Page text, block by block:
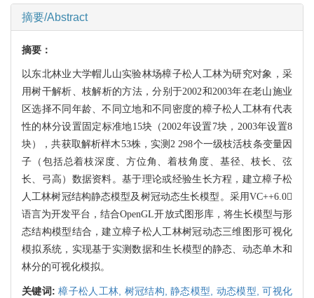
摘要/Abstract
摘要：
以东北林业大学帽儿山实验林场樟子松人工林为研究对象，采
用树干解析、枝解析的方法，分别于2002和2003年在老山施业
区选择不同年龄、不同立地和不同密度的樟子松人工林有代表
性的林分设置固定标准地15块（2002年设置7块，2003年设置8
块），共获取解析样木53株，实测2 298个一级枝活枝条变量因
子（包括总着枝深度、方位角、着枝角度、基径、枝长、弦
长、弓高）数据资料。基于理论或经验生长方程，建立樟子松
人工林树冠结构静态模型及树冠动态生长模型。采用VC++6.0
语言为开发平台，结合OpenGL开放式图形库， 将生长模型与形
态结构模型结合，建立樟子松人工林树冠动态三维图形可视化
模拟系统，实现基于实测数据和生长模型的静态、动态单木和
林分的可视化模拟。
关键词:樟子松人工林, 树冠结构,静态模型, 动态模型,可视化